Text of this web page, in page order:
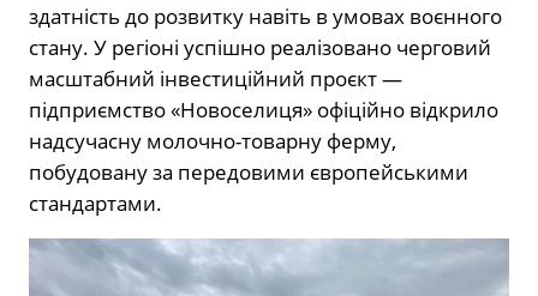
здатність до розвитку навіть в умовах воєнного
стану. У регіоні успішно реалізовано черговий
масштабний інвестиційний проєкт —
підприємство «Новоселиця» офіційно відкрило
надсучасну молочно-товарну ферму,
побудовану за передовими європейськими
стандартами.